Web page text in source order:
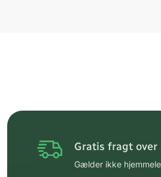
Gratis fragt over
Gælder ikke